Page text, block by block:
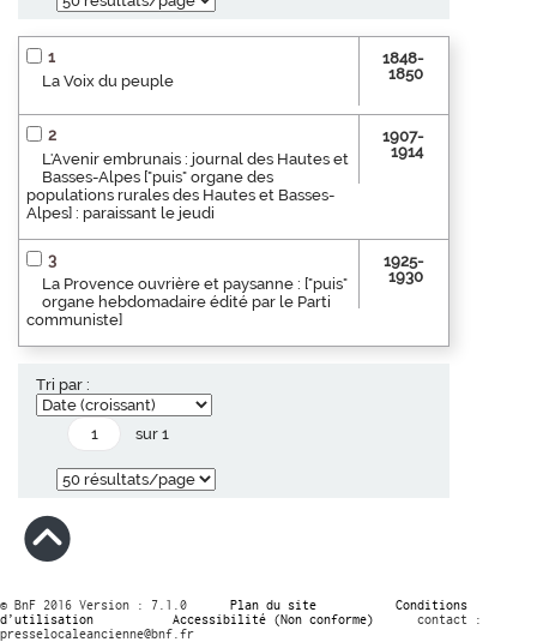
1
La Voix du peuple
1848-
1850
2
L'Avenir embrunais : journal des Hautes et
Basses-Alpes ["puis" organe des
populations rurales des Hautes et Basses-
Alpes] : paraissant le jeudi
1907-
1914
3
La Provence ouvrière et paysanne : ["puis"
organe hebdomadaire édité par le Parti
communiste]
1925-
1930
Tri par :
sur 1
© BnF 2016 Version : 7.1.0 Plan du site
Conditions
d’utilisation
Accessibilité (Non conforme)
contact :
presselocaleancienne@bnf.fr